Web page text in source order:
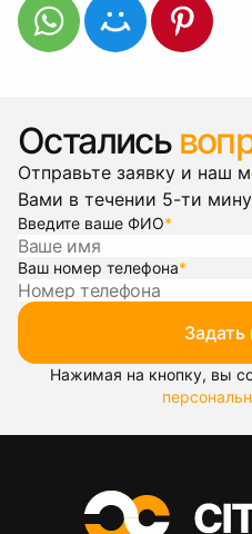
Остались
Отправьте заявку и наш
Вами в течении 5-ти
Введите ваше ФИО*
Ваш номер телефона*
Задать
Нажимая на кнопку, вы